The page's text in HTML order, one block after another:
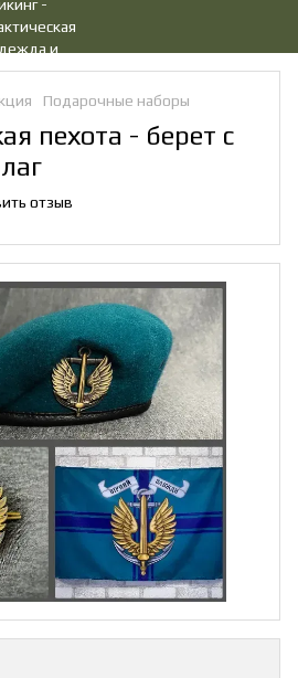
Подарочные наборы
пехота - берет с
отзыв